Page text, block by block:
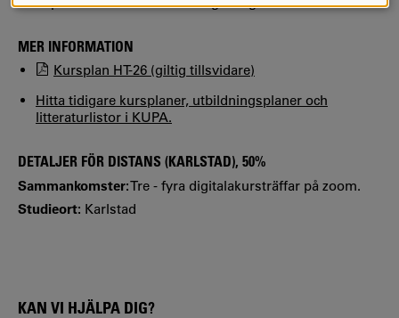
MER INFORMATION
Kursplan HT-26 (giltig tillsvidare)
Hitta tidigare kursplaner, utbildningsplaner och
litteraturlistor i KUPA.
DETALJER FÖR DISTANS (KARLSTAD), 50%
Sammankomster:Tre - fyra digitalakursträffar på zoom.
Studieort: Karlstad
KAN VI HJÄLPA DIG?